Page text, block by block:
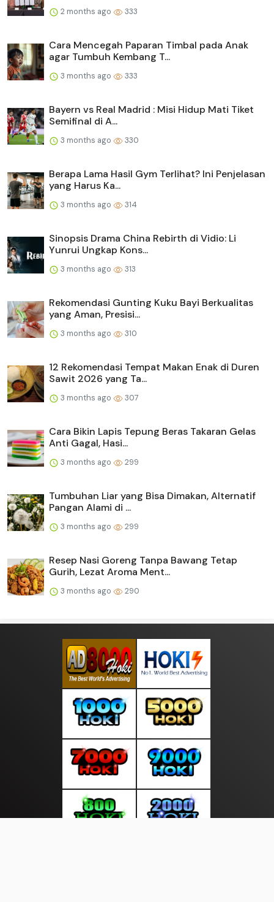
2 months ago 333
Cara Mencegah Paparan Timbal pada Anak
agar Tumbuh Kembang T...
3 months ago 333
Bayern vs Real Madrid : Misi Hidup Mati Tiket
Semifinal di A...
3 months ago 330
Berapa Lama Hasil Gym Terlihat? Ini Penjelasan
yang Harus Ka...
3 months ago 314
Sinopsis Drama China Rebirth di Vidio: Li
Yunrui Ungkap Kons...
3 months ago 313
Rekomendasi Gunting Kuku Bayi Berkualitas
yang Aman, Presisi...
3 months ago 310
12 Rekomendasi Tempat Makan Enak di Duren
Sawit 2026 yang Ta...
3 months ago 307
Cara Bikin Lapis Tepung Beras Takaran Gelas
Anti Gagal, Hasi...
3 months ago 299
Tumbuhan Liar yang Bisa Dimakan, Alternatif
Pangan Alami di ...
3 months ago 299
Resep Nasi Goreng Tanpa Bawang Tetap
Gurih, Lezat Aroma Ment...
3 months ago 290